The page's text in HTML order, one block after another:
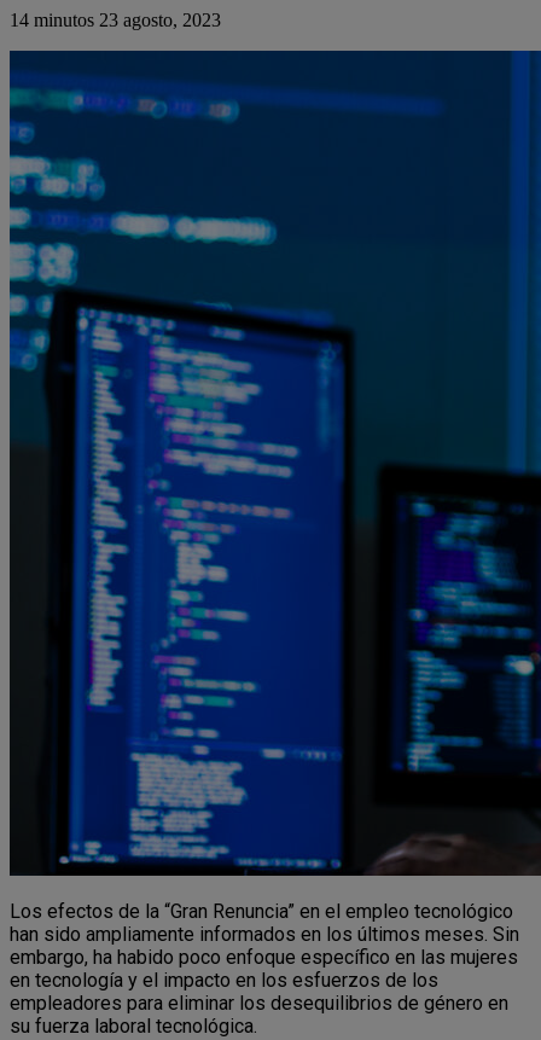
14 minutos 23 agosto, 2023
Los efectos de la “Gran Renuncia” en el empleo tecnológico
han sido ampliamente informados en los últimos meses. Sin
embargo, ha habido poco enfoque específico en las mujeres
en tecnología y el impacto en los esfuerzos de los
empleadores para eliminar los desequilibrios de género en
su fuerza laboral tecnológica.